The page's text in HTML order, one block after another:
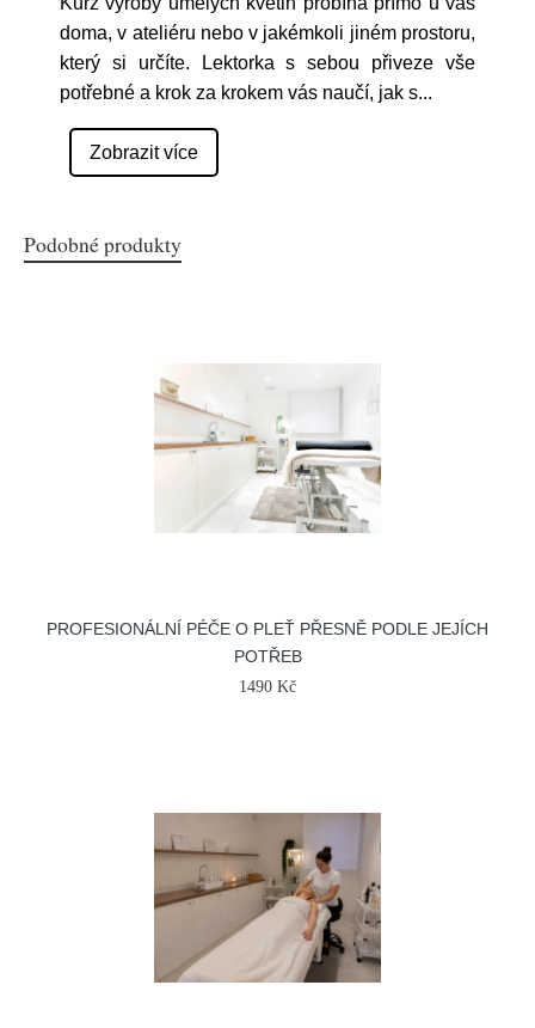
doma, v ateliéru nebo v jakémkoli jiném prostoru,
který si určíte. Lektorka s sebou přiveze vše
potřebné a krok za krokem vás naučí, jak s...
Zobrazit více
Podobné produkty
PROFESIONÁLNÍ PÉČE O PLEŤ PŘESNĚ PODLE JEJÍCH
POTŘEB
1490 Kč